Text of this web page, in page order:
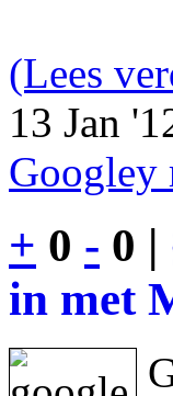
(Lees
13 Jan
Googley
+ 0 - 0 |
in met